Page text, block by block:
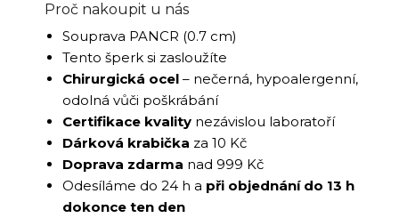
Proč nakoupit u nás
Souprava PANCR (0.7 cm)
Tento šperk si zasloužíte
Chirurgická ocel – nečerná, hypoalergenní,
odolná vůči poškrábání
Certifikace kvality nezávislou laboratoří
Dárková krabička za 10 Kč
Doprava zdarma nad 999 Kč
Odesíláme do 24 h a při objednání do 13 h
dokonce ten den